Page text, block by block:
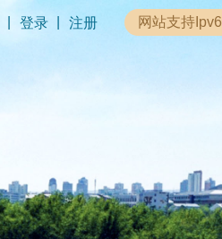
登录 注册 网站支持Ipv6
专题专栏